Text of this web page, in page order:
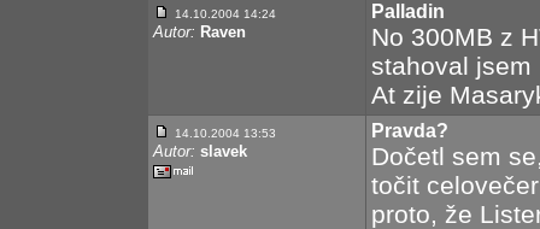
14.10.2004 14:24
Autor: Raven
Palladin
No 300MB z
stahoval jsem
At zije
14.10.2004 13:53
Autor: slavek
Pravda?
Dočetl sem
točit
proto, že